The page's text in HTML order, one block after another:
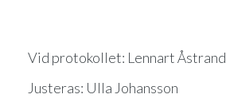
Vid protokollet: Lennart Åstrand
Justeras: Ulla Johansson